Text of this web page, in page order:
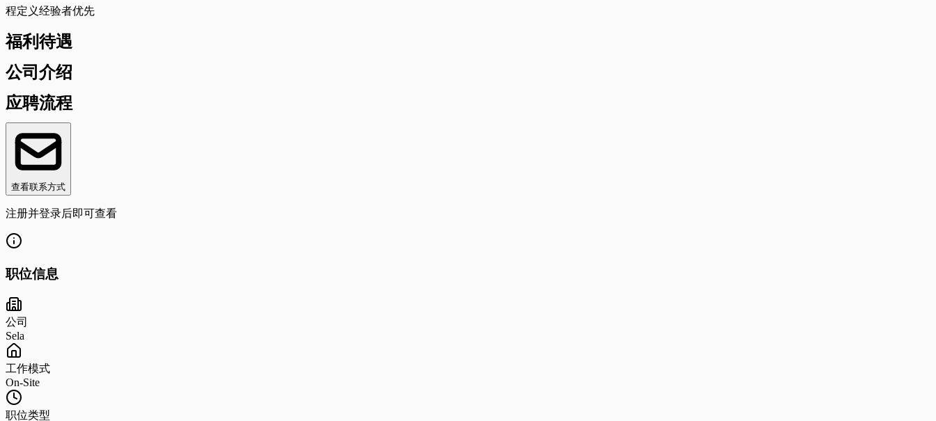
程定义经验者优先
福利待遇
公司介绍
应聘流程
查看联系方式
注册并登录后即可查看
职位信息
公司
Sela
工作模式
On-Site
职位类型